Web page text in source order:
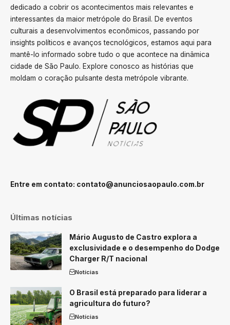
dedicado a cobrir os acontecimentos mais relevantes e
interessantes da maior metrópole do Brasil. De eventos
culturais a desenvolvimentos econômicos, passando por
insights políticos e avanços tecnológicos, estamos aqui para
mantê-lo informado sobre tudo o que acontece na dinâmica
cidade de São Paulo. Explore conosco as histórias que
moldam o coração pulsante desta metrópole vibrante.
Entre em contato: contato@anunciosaopaulo.com.br
Últimas notícias
Mário Augusto de Castro explora a
exclusividade e o desempenho do Dodge
Charger R/T nacional
Notícias
O Brasil está preparado para liderar a
agricultura do futuro?
Notícias